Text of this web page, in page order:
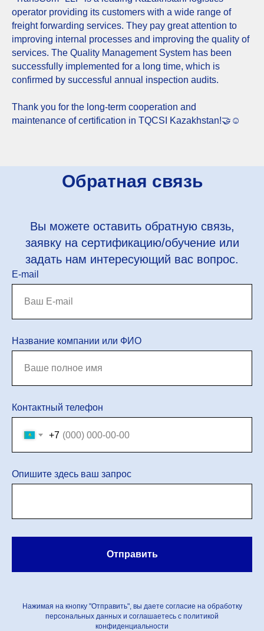
operator providing its customers with a wide range of
freight forwarding services. They pay great attention to
improving internal processes and improving the quality of
services. The Quality Management System has been
successfully implemented for a long time, which is
confirmed by successful annual inspection audits.
Thank you for the long-term cooperation and
maintenance of certification in TQCSI Kazakhstan!🤝☺️
Обратная связь
Вы можете оставить обратную связь,
заявку на сертификацию/обучение или
задать нам интересующий вас вопрос.
E-mail
Название компании или ФИО
Контактный телефон
+7
Опишите здесь ваш запрос
Отправить
Нажимая на кнопку "Отправить", вы даете согласие на обработку
персональных данных и соглашаетесь c политикой
конфиденциальности